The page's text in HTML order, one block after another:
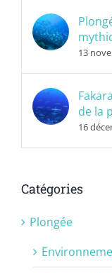
13
de la
16
Catégories
Plongée